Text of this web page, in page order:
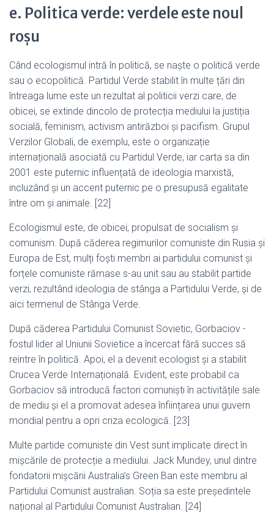
e. Politica verde: verdele este noul
roșu
Când ecologismul intră în politică, se naște o politică verde
sau o ecopolitică. Partidul Verde stabilit în multe țări din
întreaga lume este un rezultat al politicii verzi care, de
obicei, se extinde dincolo de protecția mediului la justiția
socială, feminism, activism antirăzboi și pacifism. Grupul
Verzilor Globali, de exemplu, este o organizație
internațională asociată cu Partidul Verde, iar carta sa din
2001 este puternic influențată de ideologia marxistă,
incluzând și un accent puternic pe o presupusă egalitate
între om și animale. [22]
Ecologismul este, de obicei, propulsat de socialism și
comunism. După căderea regimurilor comuniste din Rusia și
Europa de Est, mulți foști membri ai partidului comunist și
forțele comuniste rămase s-au unit sau au stabilit partide
verzi, rezultând ideologia de stânga a Partidului Verde, și de
aici termenul de Stânga Verde.
După căderea Partidului Comunist Sovietic, Gorbaciov -
fostul lider al Uniunii Sovietice a încercat fără succes să
reintre în politică. Apoi, el a devenit ecologist și a stabilit
Crucea Verde Internațională. Evident, este probabil ca
Gorbaciov să introducă factori comuniști în activitățile sale
de mediu și el a promovat adesea înființarea unui guvern
mondial pentru a opri criza ecologică. [23]
Multe partide comuniste din Vest sunt implicate direct în
mișcările de protecție a mediului. Jack Mundey, unul dintre
fondatorii mișcării Australia’s Green Ban este membru al
Partidului Comunist australian. Soția sa este președintele
național al Partidului Comunist Australian. [24]